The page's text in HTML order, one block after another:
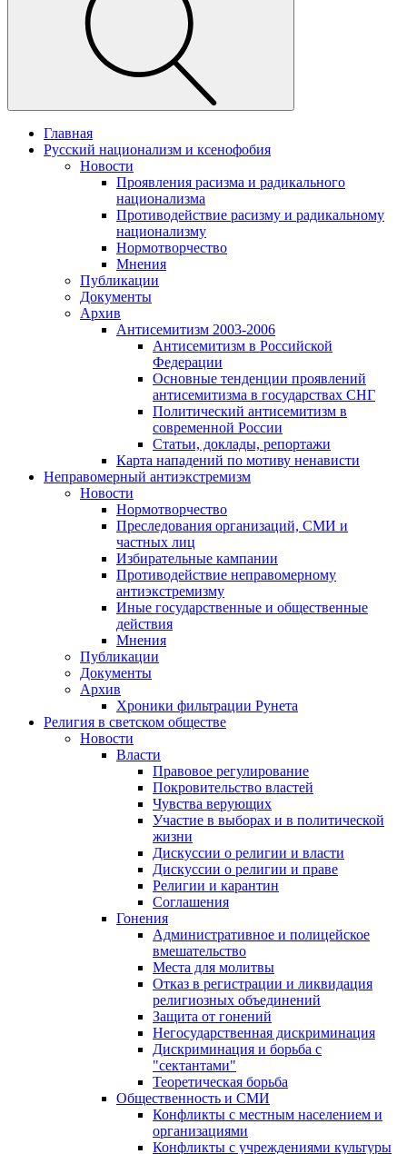
Главная
Русский национализм и ксенофобия
Новости
Проявления расизма и радикального
национализма
Противодействие расизму и радикальному
национализму
Нормотворчество
Мнения
Публикации
Документы
Архив
Антисемитизм 2003-2006
Антисемитизм в Российской
Федерации
Основные тенденции проявлений
антисемитизма в государствах СНГ
Политический антисемитизм в
современной России
Статьи, доклады, репортажи
Карта нападений по мотиву ненависти
Неправомерный антиэкстремизм
Новости
Нормотворчество
Преследования организаций, СМИ и
частных лиц
Избирательные кампании
Противодействие неправомерному
антиэкстремизму
Иные государственные и общественные
действия
Мнения
Публикации
Документы
Архив
Хроники фильтрации Рунета
Религия в светском обществе
Новости
Власти
Правовое регулирование
Покровительство властей
Чувства верующих
Участие в выборах и в политической
жизни
Дискуссии о религии и власти
Дискуссии о религии и праве
Религии и карантин
Соглашения
Гонения
Административное и полицейское
вмешательство
Места для молитвы
Отказ в регистрации и ликвидация
религиозных объединений
Защита от гонений
Негосударственная дискриминация
Дискриминация и борьба с
"сектантами"
Теоретическая борьба
Общественность и СМИ
Конфликты с местным населением и
организациями
Конфликты с учреждениями культуры